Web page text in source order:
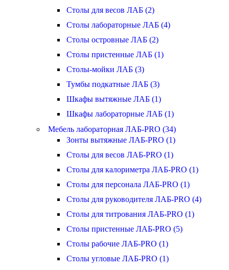
Столы для весов ЛАБ (2)
Столы лабораторные ЛАБ (4)
Столы островные ЛАБ (2)
Столы пристенные ЛАБ (1)
Столы-мойки ЛАБ (3)
Тумбы подкатные ЛАБ (3)
Шкафы вытяжные ЛАБ (1)
Шкафы лабораторные ЛАБ (1)
Мебель лабораторная ЛАБ-PRO (34)
Зонты вытяжные ЛАБ-PRO (1)
Столы для весов ЛАБ-PRO (1)
Столы для калориметра ЛАБ-PRO (1)
Столы для персонала ЛАБ-PRO (1)
Столы для руководителя ЛАБ-PRO (4)
Столы для титрования ЛАБ-PRO (1)
Столы пристенные ЛАБ-PRO (5)
Столы рабочие ЛАБ-PRO (1)
Столы угловые ЛАБ-PRO (1)